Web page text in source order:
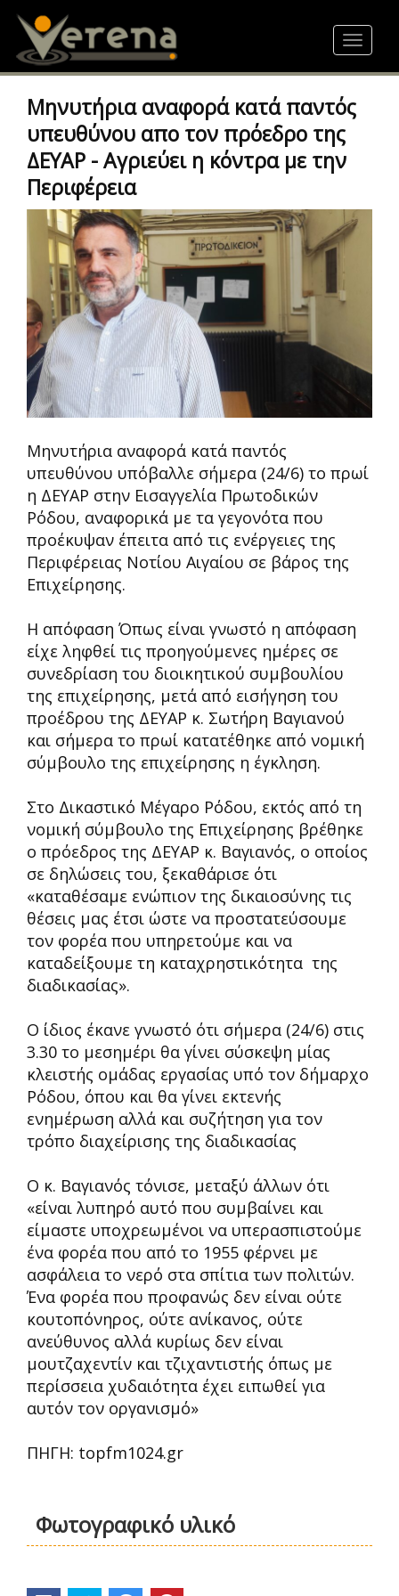
content
Toggle
Μηνυτήρια αναφορά κατά παντός
υπευθύνου απο τον πρόεδρο της
ΔΕΥΑΡ - Αγριεύει η κόντρα με την
Περιφέρεια
Μηνυτήρια αναφορά κατά παντός
υπευθύνου υπόβαλλε σήμερα (24/6) το πρωί
η ΔΕΥΑΡ στην Εισαγγελία Πρωτοδικών
Ρόδου, αναφορικά με τα γεγονότα που
προέκυψαν έπειτα από τις ενέργειες της
Περιφέρειας Νοτίου Αιγαίου σε βάρος της
Επιχείρησης.
Η απόφαση Όπως είναι γνωστό η απόφαση
είχε ληφθεί τις προηγούμενες ημέρες σε
συνεδρίαση του διοικητικού συμβουλίου
της επιχείρησης, μετά από εισήγηση του
προέδρου της ΔΕΥΑΡ κ. Σωτήρη Βαγιανού
και σήμερα το πρωί κατατέθηκε από νομική
σύμβουλο της επιχείρησης η έγκληση.
Στο Δικαστικό Μέγαρο Ρόδου, εκτός από τη
νομική σύμβουλο της Επιχείρησης βρέθηκε
ο πρόεδρος της ΔΕΥΑΡ κ. Βαγιανός, ο οποίος
σε δηλώσεις του, ξεκαθάρισε ότι
«καταθέσαμε ενώπιον της δικαιοσύνης τις
θέσεις μας έτσι ώστε να προστατεύσουμε
τον φορέα που υπηρετούμε και να
καταδείξουμε τη καταχρηστικότητα της
διαδικασίας».
Ο ίδιος έκανε γνωστό ότι σήμερα (24/6) στις
3.30 το μεσημέρι θα γίνει σύσκεψη μίας
κλειστής ομάδας εργασίας υπό τον δήμαρχο
Ρόδου, όπου και θα γίνει εκτενής
ενημέρωση αλλά και συζήτηση για τον
τρόπο διαχείρισης της διαδικασίας
Ο κ. Βαγιανός τόνισε, μεταξύ άλλων ότι
«είναι λυπηρό αυτό που συμβαίνει και
είμαστε υποχρεωμένοι να υπερασπιστούμε
ένα φορέα που από το 1955 φέρνει με
ασφάλεια το νερό στα σπίτια των πολιτών.
Ένα φορέα που προφανώς δεν είναι ούτε
κουτοπόνηρος, ούτε ανίκανος, ούτε
ανεύθυνος αλλά κυρίως δεν είναι
μουτζαχεντίν και τζιχαντιστής όπως με
περίσσεια χυδαιότητα έχει ειπωθεί για
αυτόν τον οργανισμό»
ΠΗΓΗ: topfm1024.gr
Φωτογραφικό υλικό